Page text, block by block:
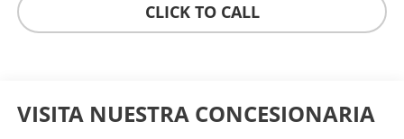
CLICK TO CALL
VISITA NUESTRA CONCESIONARIA